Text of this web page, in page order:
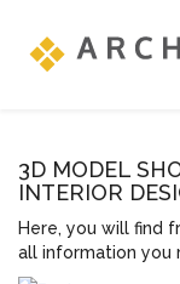
3D MODEL
INTERIOR
Here, you will find
all information you